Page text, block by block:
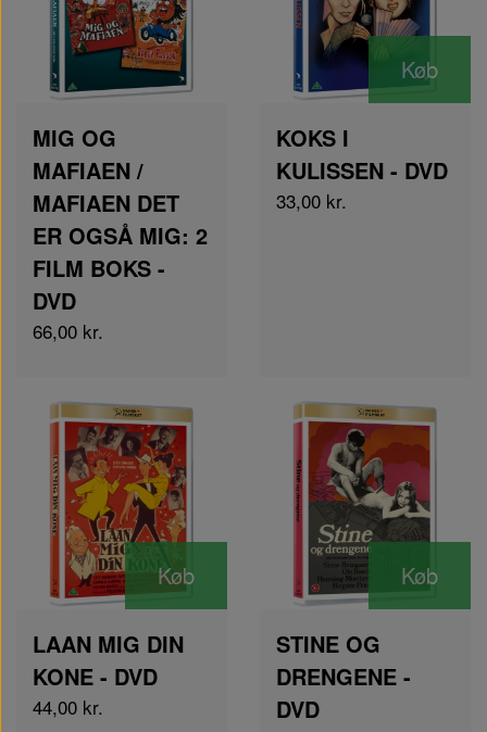
MIG OG
MAFIAEN /
MAFIAEN DET
ER OGSÅ MIG: 2
FILM BOKS -
DVD
66,00 kr.
Køb
KOKS I
KULISSEN - DVD
33,00 kr.
Køb
LAAN MIG DIN
KONE - DVD
44,00 kr.
Køb
STINE OG
DRENGENE -
DVD